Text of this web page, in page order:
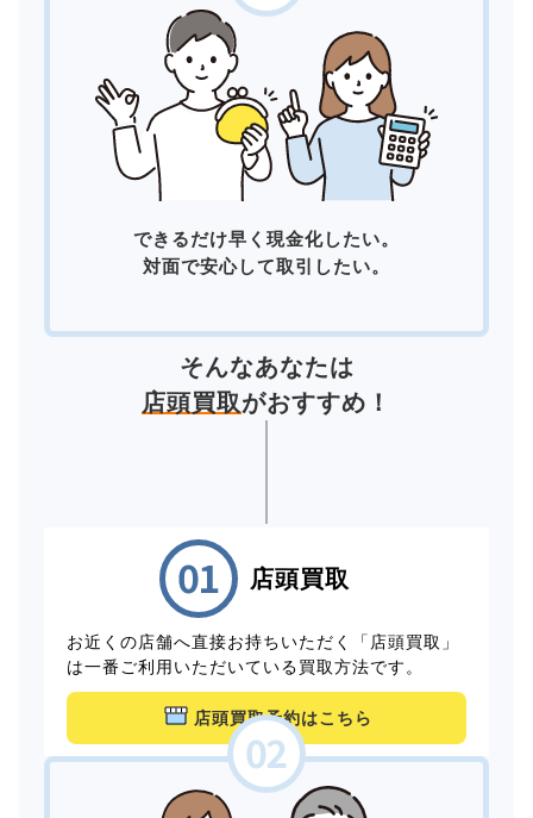
できるだけ早く現金化したい。
対面で安心して取引したい。
そんなあなたは
店頭買取がおすすめ！
店頭買取
お近くの店舗へ直接お持ちいただく「店頭買取」
は一番ご利用いただいている買取方法です。
店頭買取予約はこちら